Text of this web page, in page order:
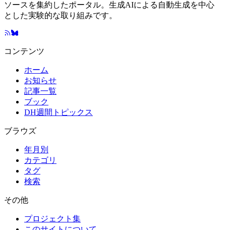
ソースを集約したポータル。生成AIによる自動生成を中心
とした実験的な取り組みです。
コンテンツ
ホーム
お知らせ
記事一覧
ブック
DH週間トピックス
ブラウズ
年月別
カテゴリ
タグ
検索
その他
プロジェクト集